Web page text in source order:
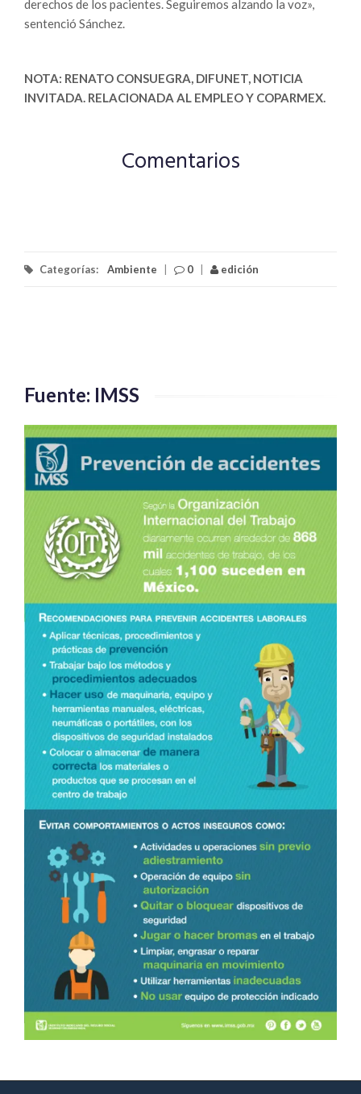
derechos de los pacientes. Seguiremos alzando la voz»,
sentenció Sánchez.
NOTA: RENATO CONSUEGRA, DIFUNET, NOTICIA
INVITADA. RELACIONADA AL EMPLEO Y COPARMEX.
Comentarios
Categorías: Ambiente 0 edición
Fuente: IMSS